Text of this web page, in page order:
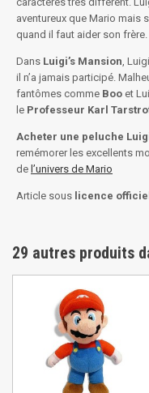
aventureux que Mario mais
quand il faut aider son frère.
Dans Luigi’s Mansion,
il n’a jamais participé.
fantômes comme Boo et
le Professeur Karl
Acheter une peluche
remémorer les excellents
de l’univers de Mario
Article sous licence
29 autres produits